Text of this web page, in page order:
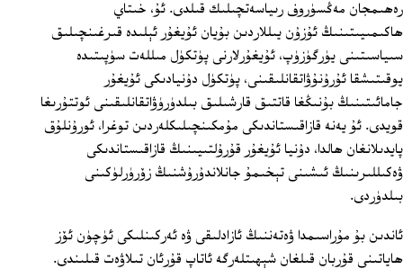
رەھىمجان مەڭسۈروف رىياسەتچىلىك قىلدى. ئۇ، خىتاي
ھاكىمىيىتىنىڭ ئۇزۇن يىللاردىن بۇيان ئۇيغۇر ئېلىدە قىرغىنچىلىق
سىياسىتىنى يۈرگۈزۈپ، ئۇيغۇرلارنى پۈتكۈل مىللەت سۈپىتىدە
يوقىتىشقا ئۇرۇنۇۋاتقانلىقىنى، پۈتكۈل دۇنيادىكى ئۇيغۇر
جامائىتىنىڭ بۇنىڭغا قاتتىق قارشىلىق بىلدۈرۈۋاتقانلىقىنى ئوتتۇرىغا
قويدى. ئۇ يەنە قازاقىستاندىكى مۇمكىنچىلىكلەردىن توغرا، ئورۇنلۇق
پايدىلانغان ھالدا، دۇنيا ئۇيغۇر قۇرۇلتىيىنىڭ قازاقىستاندىكى
ۋەكىللىرىنىڭ ئىشىنى تېخىمۇ جانلاندۇرۇشنىڭ زۆرۈرلۈكىنى
بىلدۈردى.
ئاندىن بۇ مۇراسىمدا ۋەتەننىڭ ئازادلىقى ۋە ئەركىنلىكى ئۈچۈن ئۆز
ھاياتىنى قۇربان قىلغان شېھىتلەرگە ئاتاپ قۇرئان تىلاۋەت قىلىندى.